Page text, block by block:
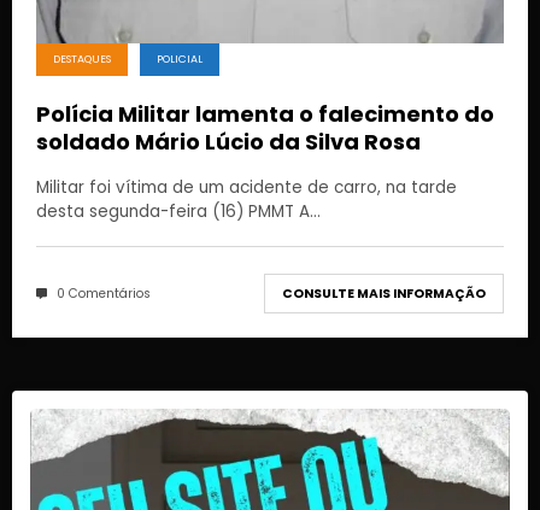
DESTAQUES POLICIAL
Polícia Militar lamenta o falecimento do
soldado Mário Lúcio da Silva Rosa
Militar foi vítima de um acidente de carro, na tarde
desta segunda-feira (16) PMMT A…
0 Comentários CONSULTE MAIS INFORMAÇÃO